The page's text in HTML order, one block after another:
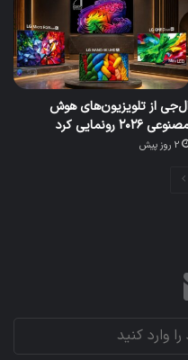
از تلویزیون‌های هوش
۲۰۲۶ رونمایی کرد
2 روز پیش